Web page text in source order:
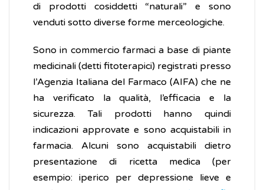
di prodotti cosiddetti “naturali” e sono
venduti sotto diverse forme merceologiche.
Sono in commercio farmaci a base di piante
medicinali (detti fitoterapici) registrati presso
l’Agenzia Italiana del Farmaco (AIFA) che ne
ha verificato la qualità, l’efficacia e la
sicurezza. Tali prodotti hanno quindi
indicazioni approvate e sono acquistabili in
farmacia. Alcuni sono acquistabili dietro
presentazione di ricetta medica (per
esempio: iperico per depressione lieve e